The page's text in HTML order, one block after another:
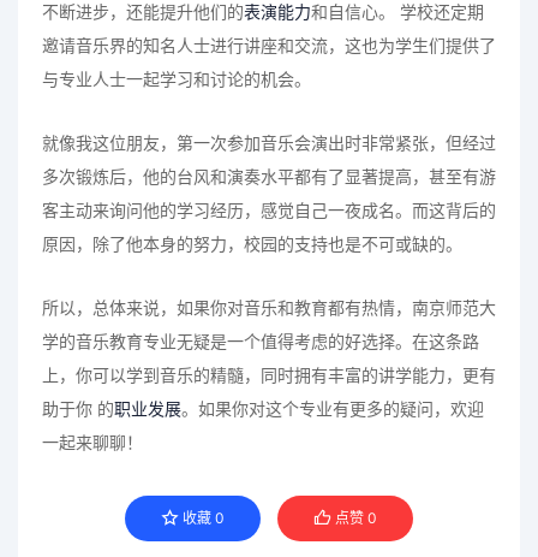
不断进步，还能提升他们的表演能力和自信心。 学校还定期
邀请音乐界的知名人士进行讲座和交流，这也为学生们提供了
与专业人士一起学习和讨论的机会。
就像我这位朋友，第一次参加音乐会演出时非常紧张，但经过
多次锻炼后，他的台风和演奏水平都有了显著提高，甚至有游
客主动来询问他的学习经历，感觉自己一夜成名。而这背后的
原因，除了他本身的努力，校园的支持也是不可或缺的。
所以，总体来说，如果你对音乐和教育都有热情，南京师范大
学的音乐教育专业无疑是一个值得考虑的好选择。在这条路
上，你可以学到音乐的精髓，同时拥有丰富的讲学能力，更有
助于你 的职业发展。如果你对这个专业有更多的疑问，欢迎
一起来聊聊！
收藏 0 点赞 0